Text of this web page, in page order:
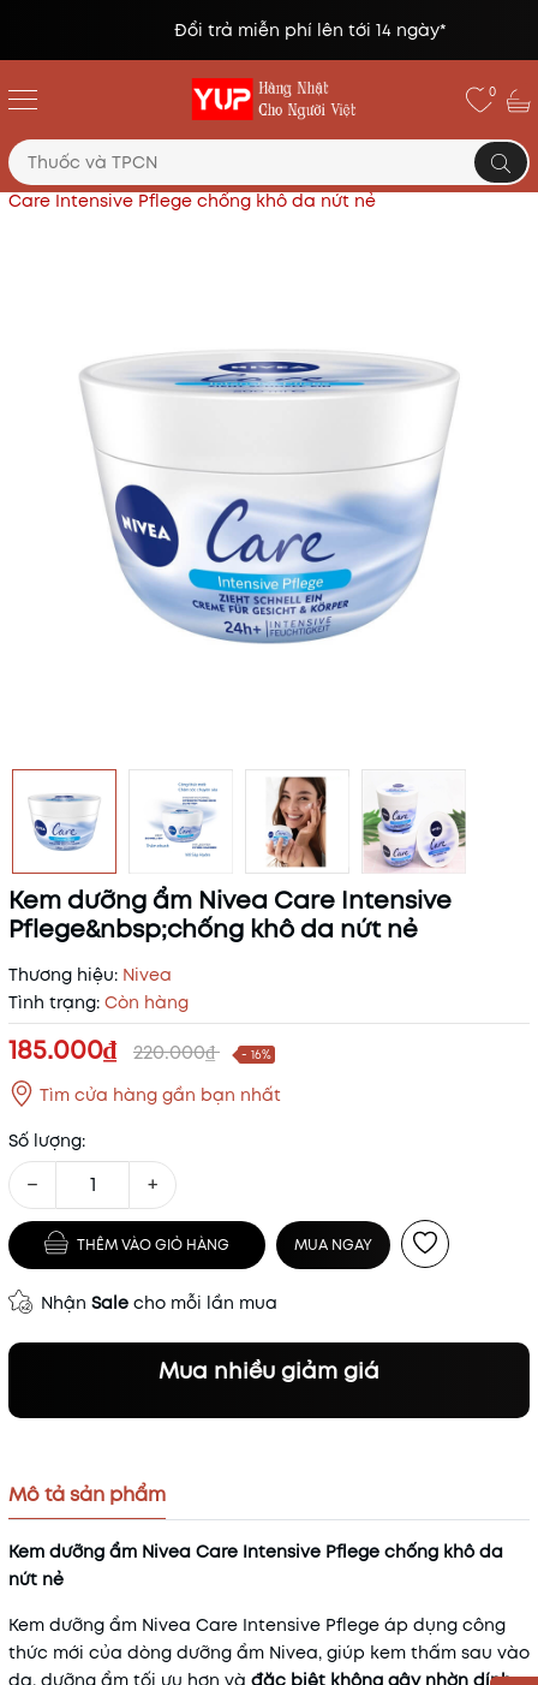
Đổi trả miễn phí lên tới 14 ngày*
0
Trang chủ Mỹ phẩm, làm đẹp
Kem dưỡng ẩm Nivea
Care Intensive Pflege chống khô da nứt nẻ
Kem dưỡng ẩm Nivea Care Intensive
Pflege&nbsp;chống khô da nứt nẻ
Thương hiệu: Nivea
Tình trạng: Còn hàng
185.000₫ 220.000₫ - 16%
Tìm cửa hàng gần bạn nhất
Số lượng:
− +
THÊM VÀO GIỎ HÀNG MUA NGAY
Nhận Sale cho mỗi lần mua
Mua nhiều giảm giá
Mô tả sản phẩm
Kem dưỡng ẩm Nivea Care Intensive Pflege chống khô da
nứt nẻ
Kem dưỡng ẩm Nivea Care Intensive Pflege áp dụng công
thức mới của dòng dưỡng ẩm Nivea, giúp kem thấm sau vào
da, dưỡng ẩm tối ưu hơn và đặc biệt không gây nhờn dính.